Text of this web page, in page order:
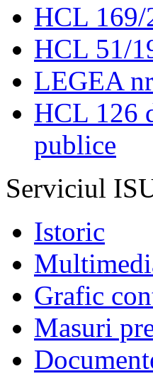
HCL 169/
HCL 51/
LEGEA
HCL 126
publice
Serviciul
Istoric
Grafic
Masuri